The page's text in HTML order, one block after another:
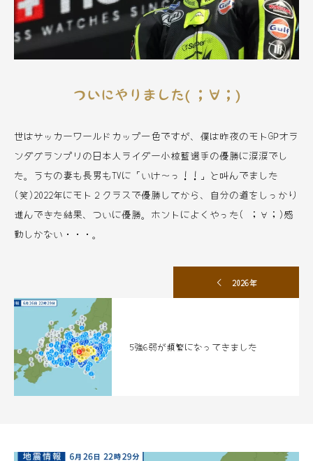
ついにやりました( ；∀；)
世はサッカーワールドカップ一色ですが、僕は昨夜のモトGPオラ
ンダグランプリの日本人ライダー小椋藍選手の優勝に涙涙でし
た。うちの妻も長男もTVに「いけ～っ！！」と叫んでました
(笑)2022年にモト２クラスで優勝してから、自分の道をしっかり
進んできた結果、ついに優勝。ホントによくやった( ；∀；)感
動しかない・・・。
2026年
5強6弱が頻繁になってきました